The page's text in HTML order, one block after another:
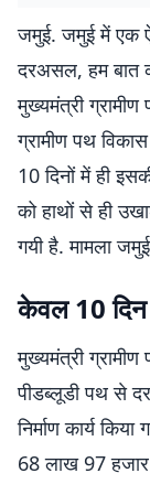
जमुई. जमुई में एक
दरअसल, हम बात
मुख्यमंत्री
ग्रामीण पथ
10 दिनों में ही
को हाथों से ही
गयी है. मामला
केवल 10 दिन
मुख्यमंत्री
पीडब्लूडी पथ से
निर्माण कार्य
68 लाख 97 हजार